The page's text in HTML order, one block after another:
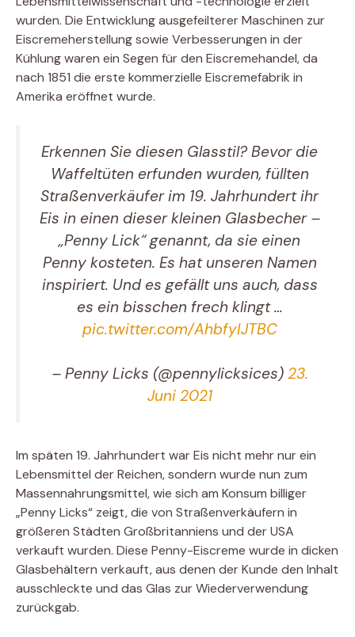
wurden. Die Entwicklung ausgefeilterer Maschinen zur
Eiscremeherstellung sowie Verbesserungen in der
Kühlung waren ein Segen für den Eiscremehandel, da
nach 1851 die erste kommerzielle Eiscremefabrik in
Amerika eröffnet wurde.
Erkennen Sie diesen Glasstil? Bevor die
Waffeltüten erfunden wurden, füllten
Straßenverkäufer im 19. Jahrhundert ihr
Eis in einen dieser kleinen Glasbecher –
„Penny Lick“ genannt, da sie einen
Penny kosteten. Es hat unseren Namen
inspiriert. Und es gefällt uns auch, dass
es ein bisschen frech klingt …
pic.twitter.com/AhbfyIJTBC
– Penny Licks (@pennylicksices) 23.
Juni 2021
Im späten 19. Jahrhundert war Eis nicht mehr nur ein
Lebensmittel der Reichen, sondern wurde nun zum
Massennahrungsmittel, wie sich am Konsum billiger
„Penny Licks“ zeigt, die von Straßenverkäufern in
größeren Städten Großbritanniens und der USA
verkauft wurden. Diese Penny-Eiscreme wurde in dicken
Glasbehältern verkauft, aus denen der Kunde den Inhalt
ausschleckte und das Glas zur Wiederverwendung
zurückgab.